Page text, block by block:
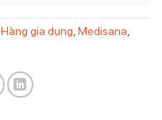
Hàng gia dụng,Medisana,